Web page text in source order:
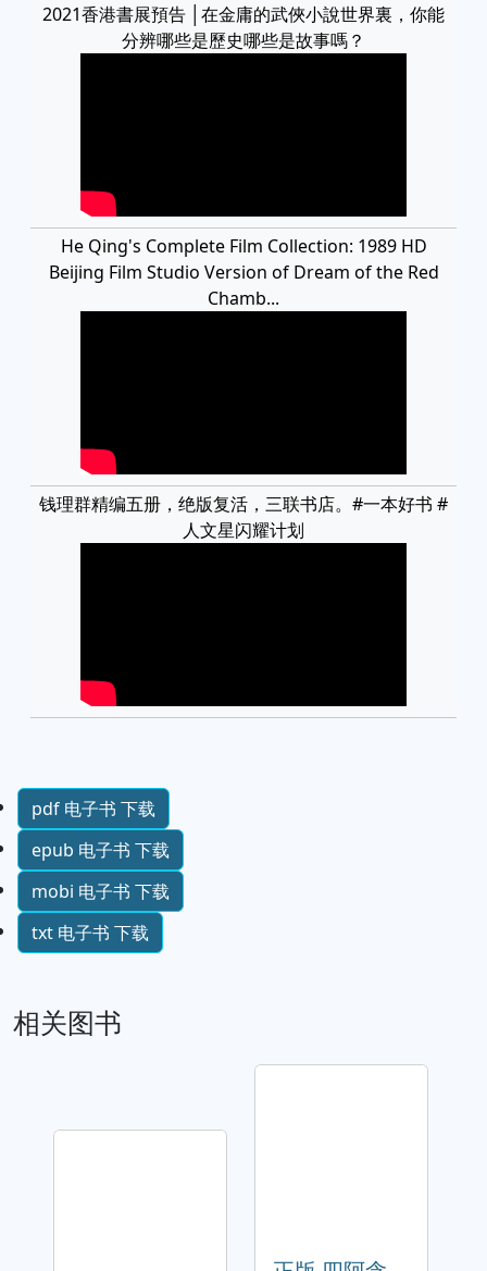
2021香港書展預告 │在金庸的武俠小說世界裏，你能
分辨哪些是歷史哪些是故事嗎？
He Qing's Complete Film Collection: 1989 HD
Beijing Film Studio Version of Dream of the Red
Chamb...
钱理群精编五册，绝版复活，三联书店。#一本好书 #
人文星闪耀计划
pdf 电子书 下载
epub 电子书 下载
mobi 电子书 下载
txt 电子书 下载
相关图书